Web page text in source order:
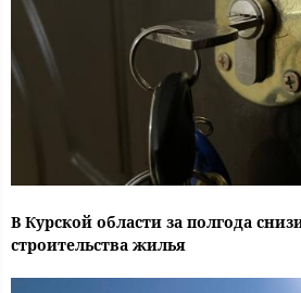
В Курской области за полгода
строительства жилья